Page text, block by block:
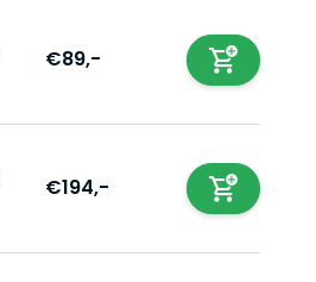
€89,-
€194,-